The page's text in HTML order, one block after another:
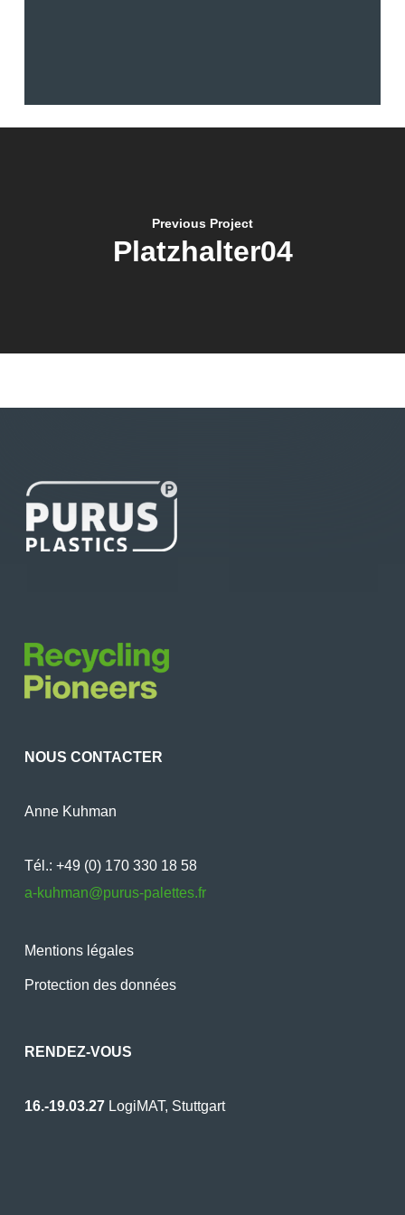
Previous Project
Platzhalter04
NOUS CONTACTER
Anne Kuhman
Tél.: +49 (0) 170 330 18 58
a-kuhman@purus-palettes.fr
Mentions légales
Protection des données
RENDEZ-VOUS
16.-19.03.27LogiMAT, Stuttgart